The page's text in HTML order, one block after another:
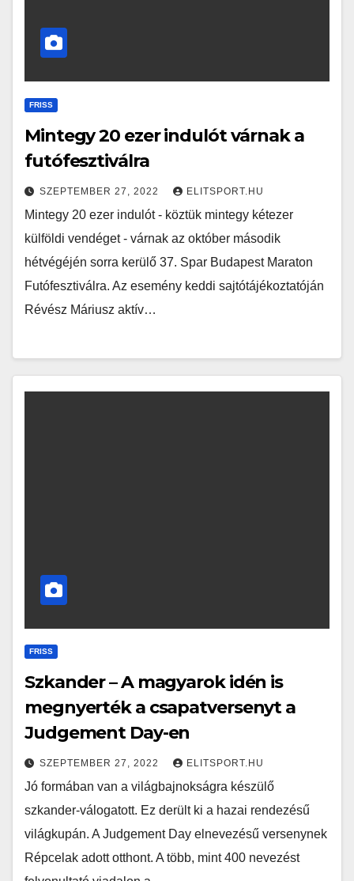
FRISS
Mintegy 20 ezer indulót várnak a
futófesztiválra
SZEPTEMBER 27, 2022 ELITSPORT.HU
Mintegy 20 ezer indulót - köztük mintegy kétezer
külföldi vendéget - várnak az október második
hétvégéjén sorra kerülő 37. Spar Budapest Maraton
Futófesztiválra. Az esemény keddi sajtótájékoztatóján
Révész Máriusz aktív…
FRISS
Szkander – A magyarok idén is
megnyerték a csapatversenyt a
Judgement Day-en
SZEPTEMBER 27, 2022 ELITSPORT.HU
Jó formában van a világbajnokságra készülő
szkander-válogatott. Ez derült ki a hazai rendezésű
világkupán. A Judgement Day elnevezésű versenynek
Répcelak adott otthont. A több, mint 400 nevezést